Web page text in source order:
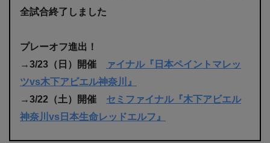
全試合終了しました
プレーオフ進出！
→3/23（日）開催
ァイナル『日本ペイントマレッ
ツvs木下アビエル神奈川』
→3/22（土）開催 セミファイナル『木下アビエル
神奈川vs日本生命レッドエルフ』